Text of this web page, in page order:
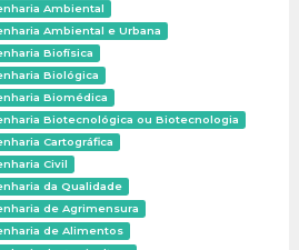
Ambiental
Ambiental e Urbana
Biofísica
Biológica
Biomédica
Biotecnológica ou Biotecnologia
Cartográfica
Civil
da Qualidade
de Agrimensura
de Alimentos